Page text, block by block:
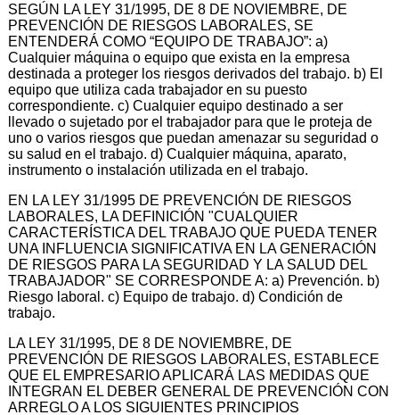
SEGÚN LA LEY 31/1995, DE 8 DE NOVIEMBRE, DE
PREVENCIÓN DE RIESGOS LABORALES, SE
ENTENDERÁ COMO “EQUIPO DE TRABAJO”: a)
Cualquier máquina o equipo que exista en la empresa
destinada a proteger los riesgos derivados del trabajo. b) El
equipo que utiliza cada trabajador en su puesto
correspondiente. c) Cualquier equipo destinado a ser
llevado o sujetado por el trabajador para que le proteja de
uno o varios riesgos que puedan amenazar su seguridad o
su salud en el trabajo. d) Cualquier máquina, aparato,
instrumento o instalación utilizada en el trabajo.
EN LA LEY 31/1995 DE PREVENCIÓN DE RIESGOS
LABORALES, LA DEFINICIÓN "CUALQUIER
CARACTERÍSTICA DEL TRABAJO QUE PUEDA TENER
UNA INFLUENCIA SIGNIFICATIVA EN LA GENERACIÓN
DE RIESGOS PARA LA SEGURIDAD Y LA SALUD DEL
TRABAJADOR" SE CORRESPONDE A: a) Prevención. b)
Riesgo laboral. c) Equipo de trabajo. d) Condición de
trabajo.
LA LEY 31/1995, DE 8 DE NOVIEMBRE, DE
PREVENCIÓN DE RIESGOS LABORALES, ESTABLECE
QUE EL EMPRESARIO APLICARÁ LAS MEDIDAS QUE
INTEGRAN EL DEBER GENERAL DE PREVENCIÓN CON
ARREGLO A LOS SIGUIENTES PRINCIPIOS